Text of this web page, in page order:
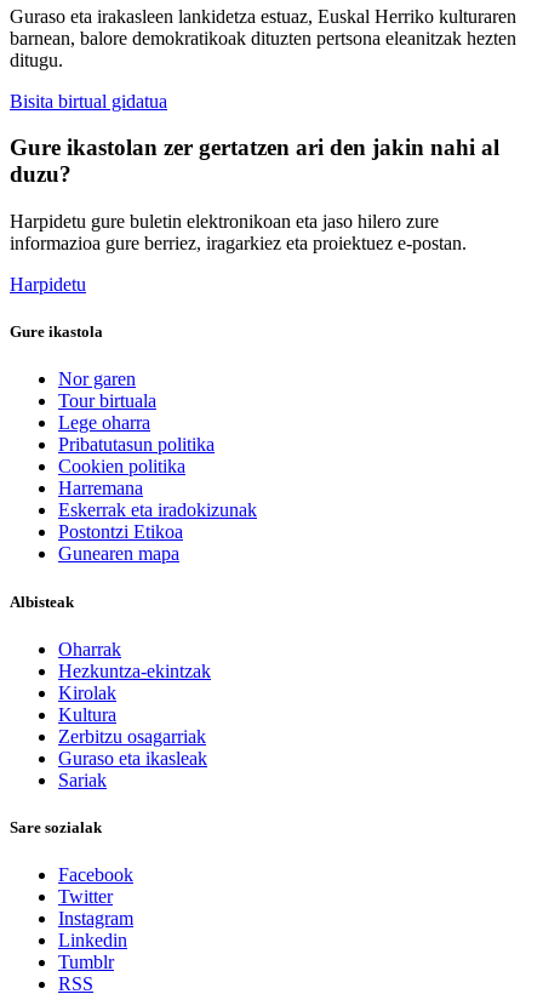
Guraso eta irakasleen lankidetza estuaz, Euskal Herriko kulturaren
barnean, balore demokratikoak dituzten pertsona eleanitzak hezten
ditugu.
Bisita birtual gidatua
Gure ikastolan zer gertatzen ari den jakin nahi al
duzu?
Harpidetu gure buletin elektronikoan eta jaso hilero zure
informazioa gure berriez, iragarkiez eta proiektuez e-postan.
Harpidetu
Gure ikastola
Nor garen
Tour birtuala
Lege oharra
Pribatutasun politika
Cookien politika
Harremana
Eskerrak eta iradokizunak
Postontzi Etikoa
Gunearen mapa
Albisteak
Oharrak
Hezkuntza-ekintzak
Kirolak
Kultura
Zerbitzu osagarriak
Guraso eta ikasleak
Sariak
Sare sozialak
Facebook
Twitter
Instagram
Linkedin
Tumblr
RSS